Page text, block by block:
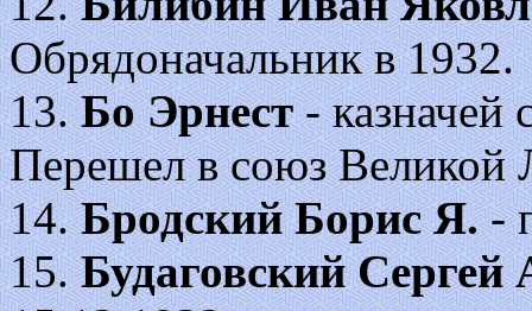
Обрядоначальник в 1932.
13.Бо Эрнест- казначей
Перешел в союз
14.Бродский Борис Я.-
15.Будаговский Сергей